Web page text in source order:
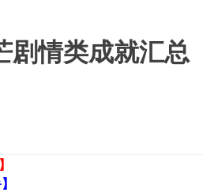
剧情类成就汇总